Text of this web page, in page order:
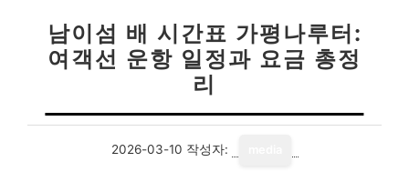
남이섬 배 시간표 가평나루터:
여객선 운항 일정과 요금 총정
리
2026-03-10 작성자: